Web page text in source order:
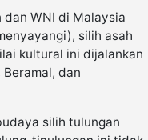
dan WNI di Malaysia
silih asah
kultural ini dijalankan
dan
silih tulungan